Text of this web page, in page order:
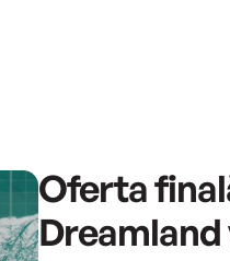
Oferta
Dreamland